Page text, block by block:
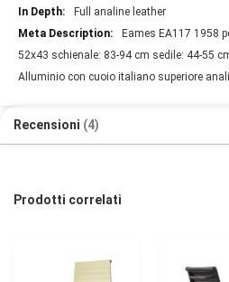
Full analine leather
Eames EA117 1958
52x43 schienale: 83-94 cm sedile: 44-55
Alluminio con cuoio italiano superiore
Recensioni 4
Prodotti correlati